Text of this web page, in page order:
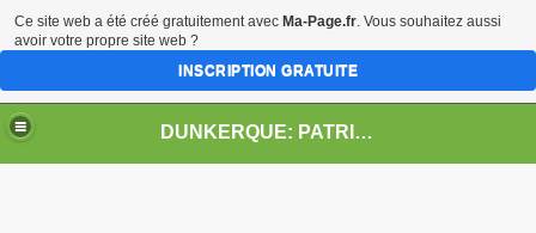
DUNKERQUE: PATRIMOINE & URBANISME - Cyrille Misérolle-Velpry
Ce site web a été créé gratuitement avec Ma-Page.fr. Vous souhaitez aussi
avoir votre propre site web ?
INSCRIPTION GRATUITE